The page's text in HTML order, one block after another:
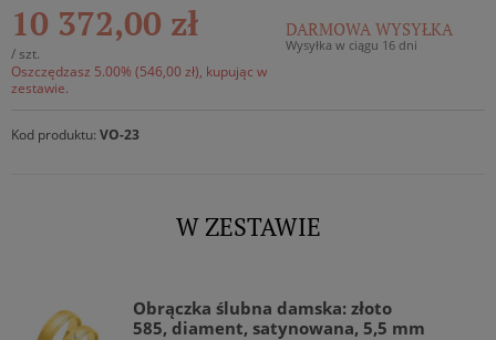
10 372,00 zł
/ szt.
Oszczędzasz 5.00% (546,00 zł), kupując w
zestawie.
DARMOWA WYSYŁKA
Wysyłka w ciągu 16 dni
Kod produktu: VO-23
W ZESTAWIE
Obrączka ślubna damska: złoto
585, diament, satynowana, 5,5 mm